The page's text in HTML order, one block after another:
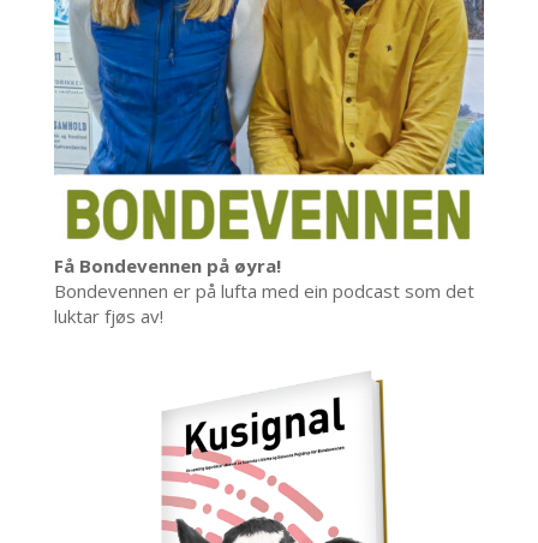
Få Bondevennen på øyra!
Bondevennen er på lufta med ein podcast som det
luktar fjøs av!